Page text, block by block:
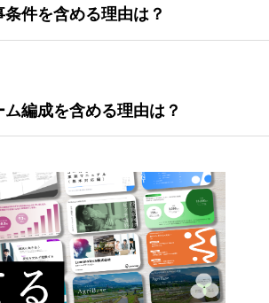
件を含める理由は？
編成を含める理由は？